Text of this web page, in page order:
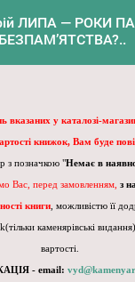
ЛИПА — РОКИ
БЕЗПАМ’ЯТСТВА?..
вказаних у каталозі-
книжок, Вам буде
з позначкою "Немає в
Вас, перед замовленням, з
книги , можливістю її
каменярівські
вартості.
- email: